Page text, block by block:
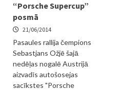
“Porsche Supercup”
posmā
21/06/2014
Pasaules rallija čempions
Sebastjans Ožjē šajā
nedēļas nogalē Austrijā
aizvadīs autošosejas
sacīkstes "Porsche